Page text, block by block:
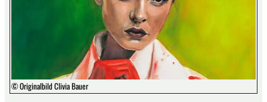
© Originalbild Clivia Bauer